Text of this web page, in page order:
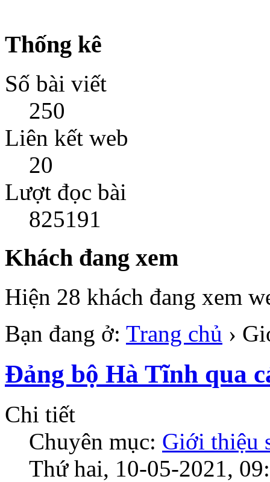
Thống kê
Số bài viết
250
Liên kết web
20
Lượt đọc bài
825191
Khách đang xem
Hiện 28 khách đang xem
Bạn đang ở: Trang chủ ›
Đảng bộ Hà Tĩnh qua
Chi tiết
Chuyên mục: Giới thiệu
Thứ hai, 10-05-2021,